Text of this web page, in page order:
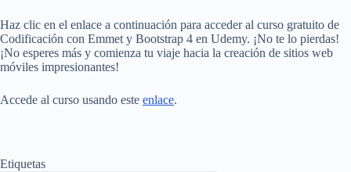
Haz clic en el enlace a continuación para acceder al curso gratuito de
Codificación con Emmet y Bootstrap 4 en Udemy. ¡No te lo pierdas!
¡No esperes más y comienza tu viaje hacia la creación de sitios web
móviles impresionantes!
Accede al curso usando este enlace.
Etiquetas